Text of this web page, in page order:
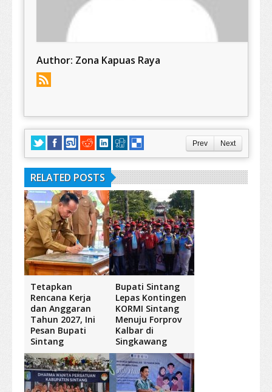
Author: Zona Kapuas Raya
Prev Next
RELATED POSTS
Tetapkan
Rencana Kerja
dan Anggaran
Tahun 2027, Ini
Pesan Bupati
Sintang
Bupati Sintang
Lepas Kontingen
KORMI Sintang
Menuju Forprov
Kalbar di
Singkawang